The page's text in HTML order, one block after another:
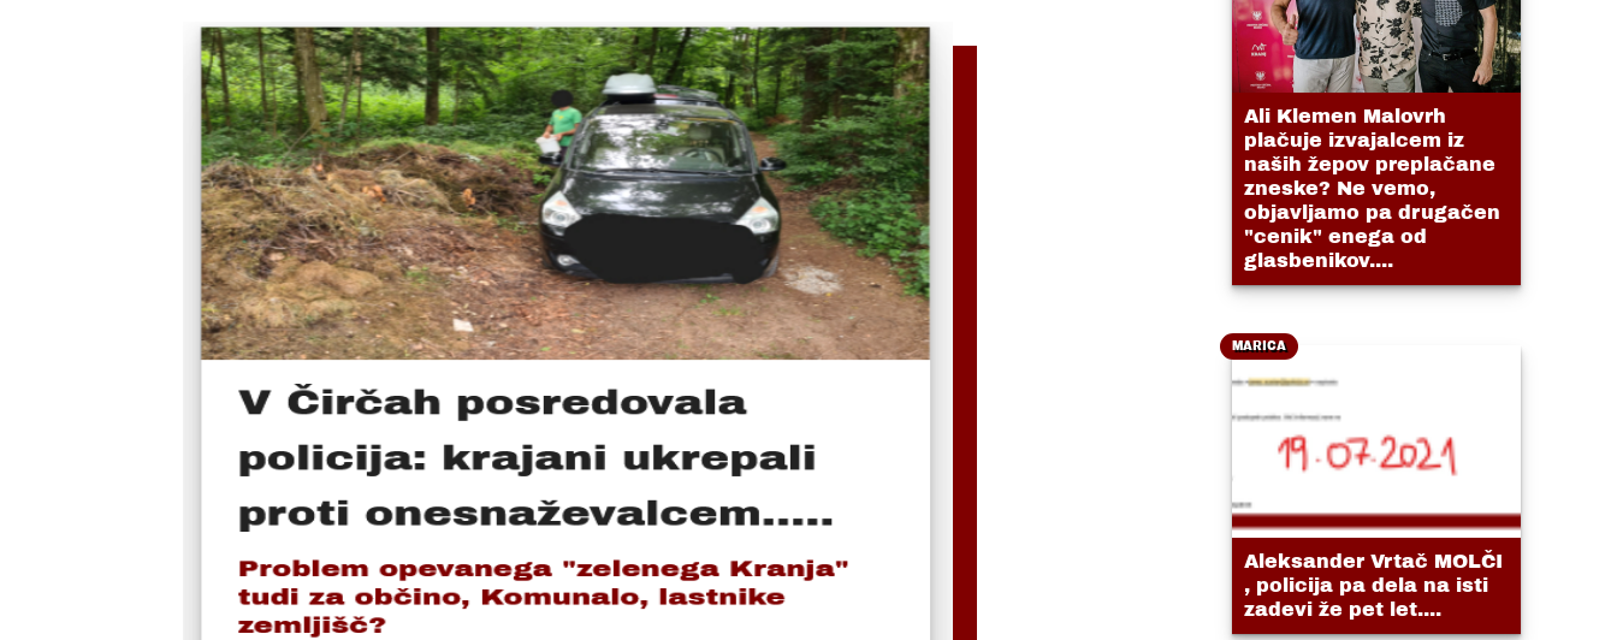
Ali Klemen Malovrh
plačuje izvajalcem iz
naših žepov preplačane
zneske? Ne vemo,
objavljamo pa drugačen
"cenik" enega od
glasbenikov....
MARICA
Aleksander Vrtač MOLČI
, policija pa dela na isti
zadevi že pet let....